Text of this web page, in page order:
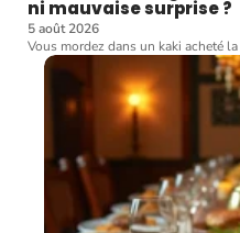
ni mauvaise surprise ?
5 août 2026
Vous mordez dans un kaki acheté